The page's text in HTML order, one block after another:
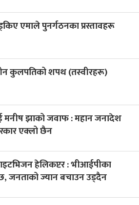
एमाले पुनर्गठनका प्रस्तावहरू
कुलपतिको शपथ (तस्वीरहरू)
मनीष झाको जवाफ : महान जनादेश
एक्लो छैन
हेलिकप्टर : भीआईपीका
जनताको ज्यान बचाउन उड्दैन